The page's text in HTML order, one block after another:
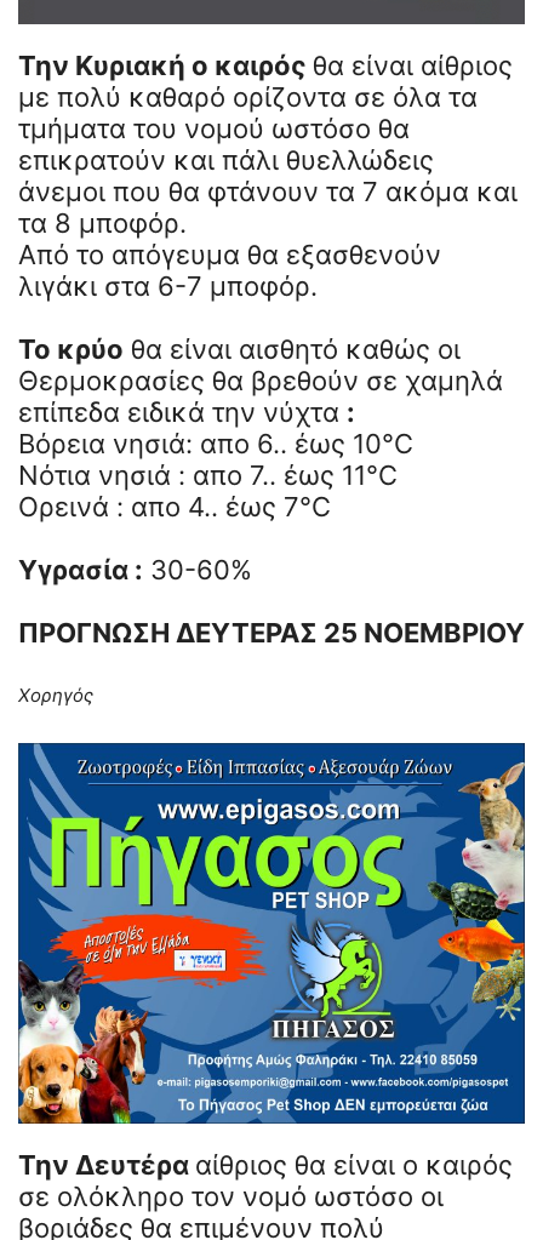
Την Κυριακή ο καιρός θα είναι αίθριος
με πολύ καθαρό ορίζοντα σε όλα τα
τμήματα του νομού ωστόσο θα
επικρατούν και πάλι θυελλώδεις
άνεμοι που θα φτάνουν τα 7 ακόμα και
τα 8 μποφόρ.
Από το απόγευμα θα εξασθενούν
λιγάκι στα 6-7 μποφόρ.
Το κρύο θα είναι αισθητό καθώς οι
Θερμοκρασίες θα βρεθούν σε χαμηλά
επίπεδα ειδικά την νύχτα :
Βόρεια νησιά: απο 6.. έως 10°C
Νότια νησιά : απο 7.. έως 11°C
Ορεινά : απο 4.. έως 7°C
Υγρασία : 30-60%
ΠΡΟΓΝΩΣΗ ΔΕΥΤΕΡΑΣ 25 ΝΟΕΜΒΡΙΟΥ
Χορηγός
Την Δευτέρα αίθριος θα είναι ο καιρός
σε ολόκληρο τον νομό ωστόσο οι
βοριάδες θα επιμένουν πολύ